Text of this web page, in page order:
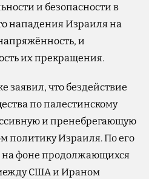
и безопасности в
нападения Израиля на
и
их прекращения.
заявил, что бездействие
по палестинскому
и пренебрегающую
политику Израиля. По его
на фоне продолжающихся
США и Ираном